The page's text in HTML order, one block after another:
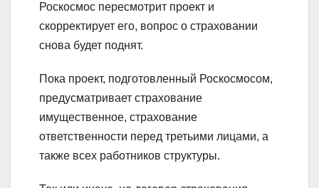
Роскосмос пересмотрит проект и
скорректирует его, вопрос о страховании
снова будет поднят.
Пока проект, подготовленный Роскосмосом,
предусматривает страхование
имущественное, страхование
ответственности перед третьими лицами, а
также всех работников структуры.